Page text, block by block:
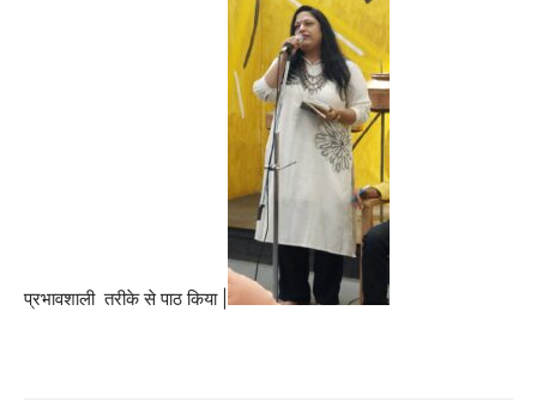
प्रभावशाली तरीके से पाठ किया |